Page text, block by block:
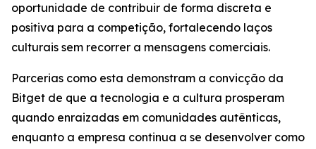
oportunidade de contribuir de forma discreta e
positiva para a competição, fortalecendo laços
culturais sem recorrer a mensagens comerciais.
Parcerias como esta demonstram a convicção da
Bitget de que a tecnologia e a cultura prosperam
quando enraizadas em comunidades autênticas,
enquanto a empresa continua a se desenvolver como